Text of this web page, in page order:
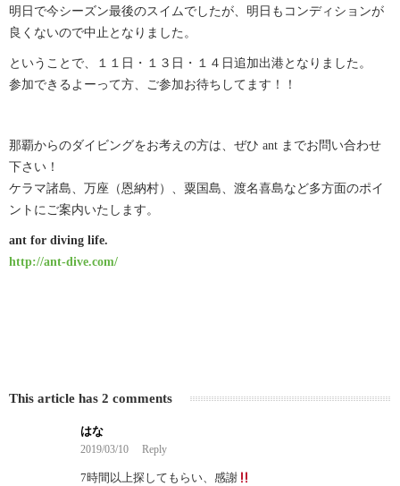
明日で今シーズン最後のスイムでしたが、明日もコンディションが
良くないので中止となりました。
ということで、１１日・１３日・１４日追加出港となりました。
参加できるよーって方、ご参加お待ちしてます！！
那覇からのダイビングをお考えの方は、ぜひ ant までお問い合わせ
下さい！
ケラマ諸島、万座（恩納村）、粟国島、渡名喜島など多方面のポイ
ントにご案内いたします。
ant for diving life.
http://ant-dive.com/
This article has 2 comments
はな
2019/03/10 Reply
7時間以上探してもらい、感謝